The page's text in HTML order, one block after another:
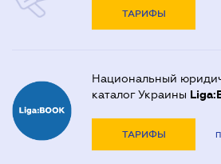
ТАРИФЫ
Национальный
каталог Украины
ТАРИФЫ